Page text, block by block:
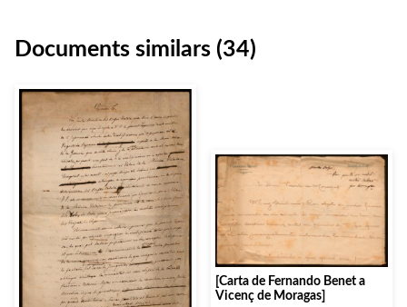
Documents similars (34)
[Carta de Fernando Benet a
Vicenç de Moragas]